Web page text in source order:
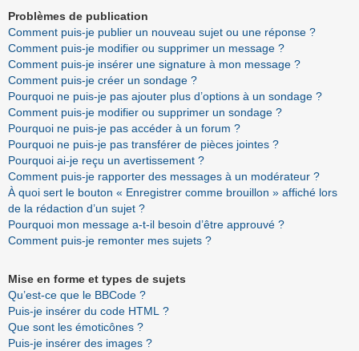
Problèmes de publication
Comment puis-je publier un nouveau sujet ou une réponse ?
Comment puis-je modifier ou supprimer un message ?
Comment puis-je insérer une signature à mon message ?
Comment puis-je créer un sondage ?
Pourquoi ne puis-je pas ajouter plus d’options à un sondage ?
Comment puis-je modifier ou supprimer un sondage ?
Pourquoi ne puis-je pas accéder à un forum ?
Pourquoi ne puis-je pas transférer de pièces jointes ?
Pourquoi ai-je reçu un avertissement ?
Comment puis-je rapporter des messages à un modérateur ?
À quoi sert le bouton « Enregistrer comme brouillon » affiché lors
de la rédaction d’un sujet ?
Pourquoi mon message a-t-il besoin d’être approuvé ?
Comment puis-je remonter mes sujets ?
Mise en forme et types de sujets
Qu’est-ce que le BBCode ?
Puis-je insérer du code HTML ?
Que sont les émoticônes ?
Puis-je insérer des images ?